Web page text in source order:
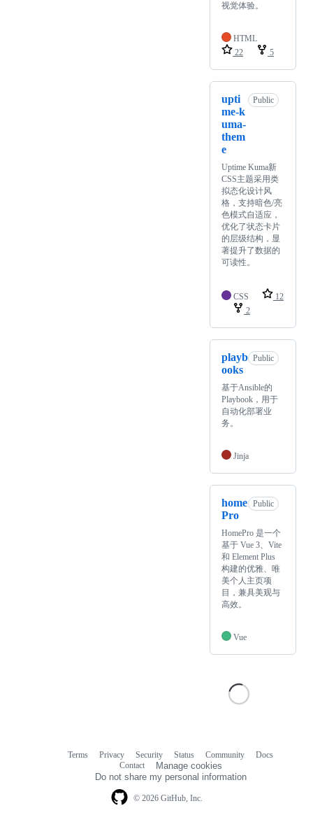
视觉体验。
HTML
22
5
upti
me-k
uma-
them
e
Public
Uptime Kuma新
CSS主题采用类
拟态化设计风
格，支持暗色/亮
色模式自适应，
优化了状态卡片
的层级结构，显
著提升了数据的
可读性。
CSS
12
2
playb
ooks
Public
基于Ansible的
Playbook，用于
自动化部署业
务。
Jinja
home
Pro
Public
HomePro 是一个
基于 Vue 3、Vite
和 Element Plus
构建的优雅、唯
美个人主页项
目，兼具美观与
高效。
Vue
© 2026 GitHub, Inc.
Terms Privacy Security Status Community
Docs
Contact
Manage cookies
Do not share my personal information